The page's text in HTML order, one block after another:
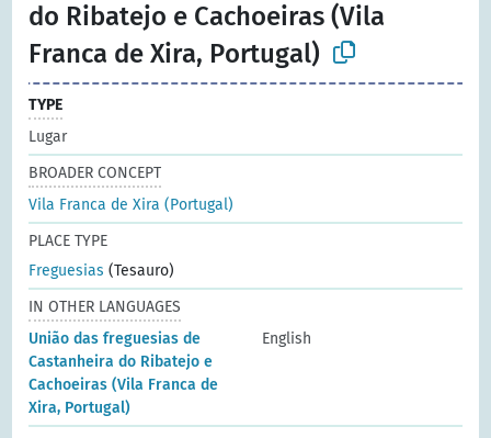
do Ribatejo e Cachoeiras (Vila
Franca de Xira, Portugal)
TYPE
Lugar
BROADER CONCEPT
Vila Franca de Xira (Portugal)
PLACE TYPE
Freguesias (Tesauro)
IN OTHER LANGUAGES
União das freguesias de
Castanheira do Ribatejo e
Cachoeiras (Vila Franca de
Xira, Portugal)
English